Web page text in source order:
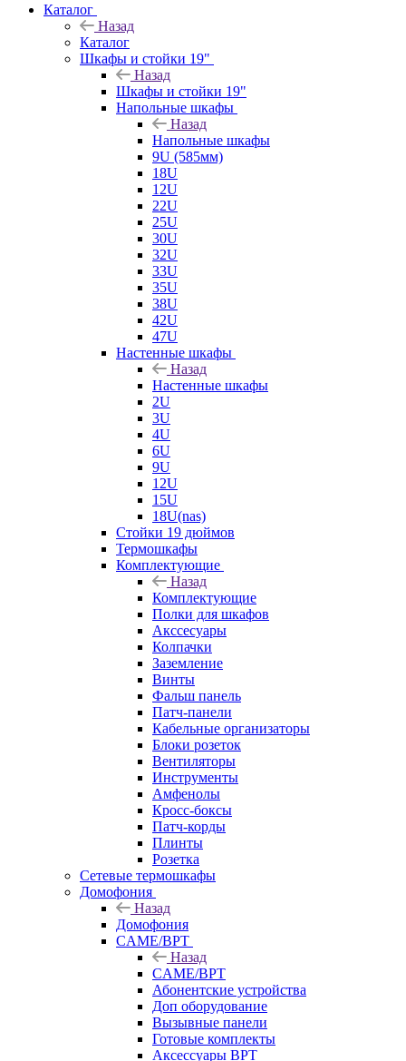
Каталог
Назад
Каталог
Шкафы и стойки 19"
Назад
Шкафы и стойки 19"
Напольные шкафы
Назад
Напольные шкафы
9U (585мм)
18U
12U
22U
25U
30U
32U
33U
35U
38U
42U
47U
Настенные шкафы
Назад
Настенные шкафы
2U
3U
4U
6U
9U
12U
15U
18U(nas)
Стойки 19 дюймов
Термошкафы
Комплектующие
Назад
Комплектующие
Полки для шкафов
Акссесуары
Колпачки
Заземление
Винты
Фальш панель
Патч-панели
Кабельные организаторы
Блоки розеток
Вентиляторы
Инструменты
Амфенолы
Кросс-боксы
Патч-корды
Плинты
Розетка
Сетевые термошкафы
Домофония
Назад
Домофония
CAME/BPT
Назад
CAME/BPT
Абонентские устройства
Доп оборудование
Вызывные панели
Готовые комплекты
Аксессуары BPT